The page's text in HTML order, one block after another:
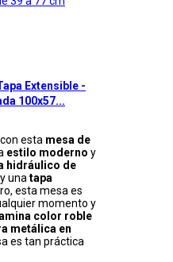
Extensible -
100x57...
esta mesa de
estilo moderno y
hidráulico de
una tapa
esta mesa es
momento y
color roble
metálica en
es tan práctica